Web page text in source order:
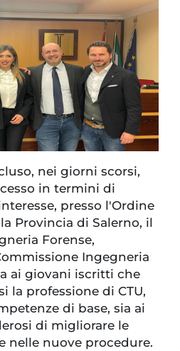
nei giorni scorsi,
in termini di
presso l'Ordine
Provincia di Salerno, il
Forense,
Ingegneria
ai giovani iscritti che
la professione di CTU,
di base, sia ai
di migliorare le
nelle nuove procedure.